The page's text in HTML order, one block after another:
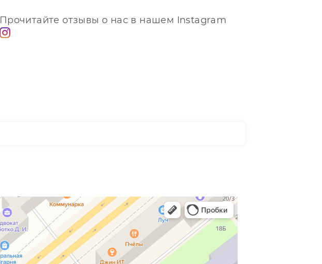
Прочитайте отзывы о нас в нашем Instagram